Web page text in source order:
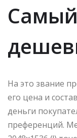
На это звание
его цена и
деньги
преференций.